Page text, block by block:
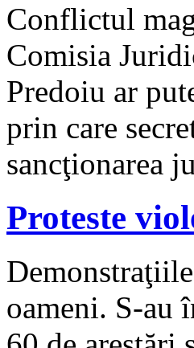
Conflictul
Comisia
Predoiu ar
prin care
sancţionarea
Proteste
oameni. S-au